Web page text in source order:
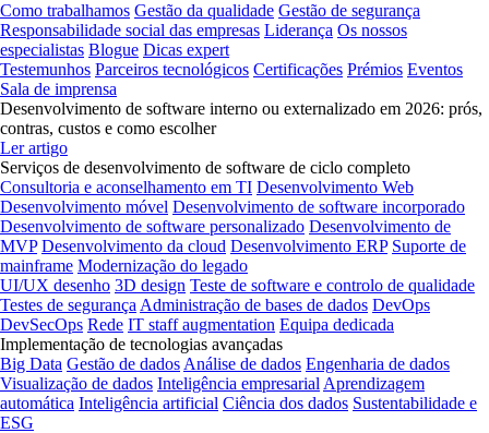
Como trabalhamos Gestão da qualidade Gestão de segurança
Responsabilidade social das empresas Liderança Os nossos
especialistas Blogue Dicas expert
Testemunhos Parceiros tecnológicos Certificações Prémios Eventos
Sala de imprensa
Desenvolvimento de software interno ou externalizado em 2026: prós,
contras, custos e como escolher
Ler artigo
Serviços de desenvolvimento de software de ciclo completo
Consultoria e aconselhamento em TI Desenvolvimento Web
Desenvolvimento móvel Desenvolvimento de software incorporado
Desenvolvimento de software personalizado Desenvolvimento de
MVP Desenvolvimento da cloud Desenvolvimento ERP Suporte de
mainframe Modernização do legado
UI/UX desenho 3D design Teste de software e controlo de qualidade
Testes de segurança Administração de bases de dados DevOps
DevSecOps Rede IT staff augmentation Equipa dedicada
Implementação de tecnologias avançadas
Big Data Gestão de dados Análise de dados Engenharia de dados
Visualização de dados Inteligência empresarial Aprendizagem
automática Inteligência artificial Ciência dos dados Sustentabilidade e
ESG